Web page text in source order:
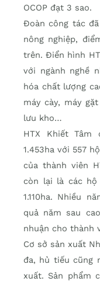
OCOP đạt 3 sao.
Ðoàn công tác
nông nghiệp,
trên. Ðiển hình
với ngành nghề
hóa chất lượng
máy cày, máy
lưu kho…
HTX Khiết
1.453ha với 557
của thành viên
còn lại là các
1.110ha. Nhiều
quả năm sau
nhuận cho thành
Cơ sở sản xuất
đa, hủ tiếu cũng
xuất. Sản phẩm